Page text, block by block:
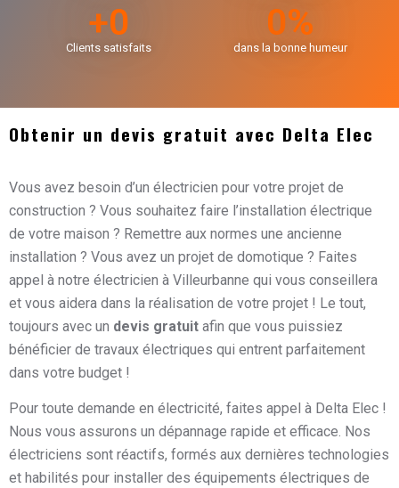
+0
Clients satisfaits
0%
dans la bonne humeur
Obtenir un devis gratuit avec Delta Elec
Vous avez besoin d’un électricien pour votre projet de
construction ? Vous souhaitez faire l’installation électrique
de votre maison ? Remettre aux normes une ancienne
installation ? Vous avez un projet de domotique ? Faites
appel à notre électricien à Villeurbanne qui vous conseillera
et vous aidera dans la réalisation de votre projet ! Le tout,
toujours avec un devis gratuit afin que vous puissiez
bénéficier de travaux électriques qui entrent parfaitement
dans votre budget !
Pour toute demande en électricité, faites appel à Delta Elec !
Nous vous assurons un dépannage rapide et efficace. Nos
électriciens sont réactifs, formés aux dernières technologies
et habilités pour installer des équipements électriques de